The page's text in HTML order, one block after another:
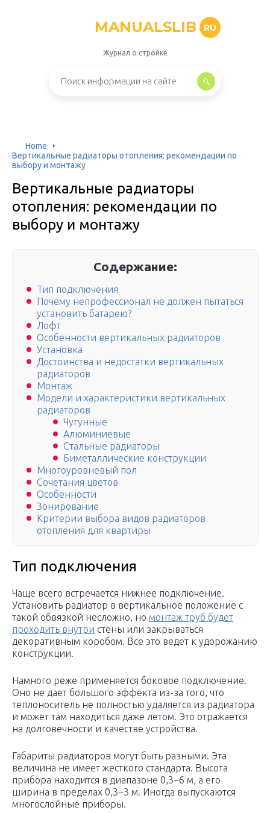
MANUALSLIB RU
Журнал о стройке
Home
Вертикальные радиаторы отопления: рекомендации по
выбору и монтажу
Вертикальные радиаторы
отопления: рекомендации по
выбору и монтажу
Содержание:
Тип подключения
Почему непрофессионал не должен пытаться
установить батарею?
Лофт
Особенности вертикальных радиаторов
Установка
Достоинства и недостатки вертикальных
радиаторов
Монтаж
Модели и характеристики вертикальных
радиаторов
Чугунные
Алюминиевые
Стальные радиаторы
Биметаллические конструкции
Многоуровневый пол
Сочетания цветов
Особенности
Зонирование
Критерии выбора видов радиаторов
отопления для квартиры
Тип подключения
Чаще всего встречается нижнее подключение.
Установить радиатор в вертикальное положение с
такой обвязкой несложно, но монтаж труб будет
проходить внутри стены или закрываться
декоративным коробом. Все это ведет к удорожанию
конструкции.
Намного реже применяется боковое подключение.
Оно не дает большого эффекта из-за того, что
теплоноситель не полностью удаляется из радиатора
и может там находиться даже летом. Это отражается
на долговечности и качестве устройства.
Габариты радиаторов могут быть разными. Эта
величина не имеет жесткого стандарта. Высота
прибора находится в диапазоне 0,3−6 м, а его
ширина в пределах 0,3−3 м. Иногда выпускаются
многослойные приборы.